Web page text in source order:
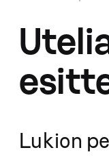
Lukion